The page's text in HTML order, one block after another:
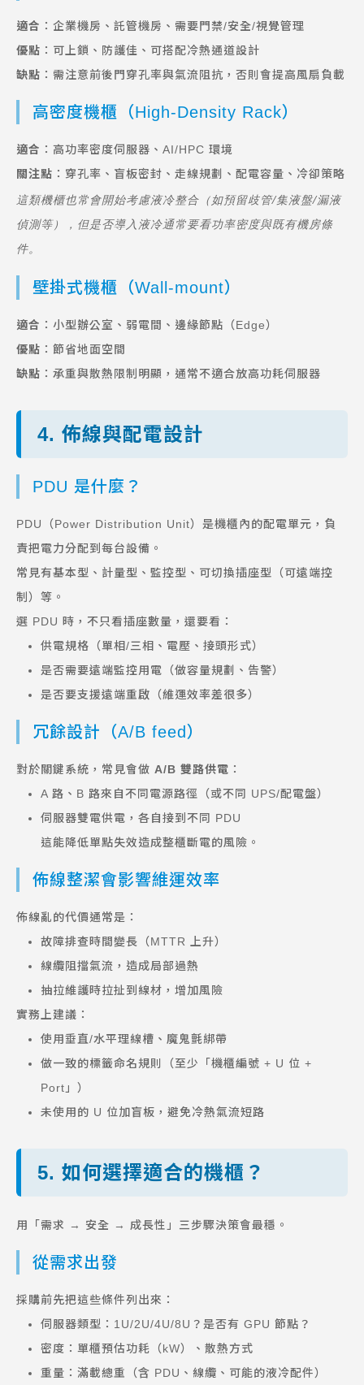
適合 ：企業機房、託管機房、需要門禁/安全/視覺管理
優點 ：可上鎖、防護佳、可搭配冷熱通道設計
缺點 ：需注意前後門穿孔率與氣流阻抗，否則會提高風扇負載
高密度機櫃（High-Density Rack）
適合 ：高功率密度伺服器、AI/HPC 環境
關注點 ：穿孔率、盲板密封、走線規劃、配電容量、冷卻策略
這類機櫃也常會開始考慮液冷整合（如預留歧管/集液盤/漏液
偵測等），但是否導入液冷通常要看功率密度與既有機房條
件。
壁掛式機櫃（Wall-mount）
適合 ：小型辦公室、弱電間、邊緣節點（Edge）
優點 ：節省地面空間
缺點 ：承重與散熱限制明顯，通常不適合放高功耗伺服器
4. 佈線與配電設計
PDU 是什麼？
PDU（Power Distribution Unit）是機櫃內的配電單元，負
責把電力分配到每台設備。
常見有基本型、計量型、監控型、可切換插座型（可遠端控
制）等。
選 PDU 時，不只看插座數量，還要看：
供電規格（單相/三相、電壓、接頭形式）
是否需要遠端監控用電（做容量規劃、告警）
是否要支援遠端重啟（維運效率差很多）
冗餘設計（A/B feed）
對於關鍵系統，常見會做 A/B 雙路供電 ：
A 路、B 路來自不同電源路徑（或不同 UPS/配電盤）
伺服器雙電供電，各自接到不同 PDU
這能降低單點失效造成整櫃斷電的風險。
佈線整潔會影響維運效率
佈線亂的代價通常是：
故障排查時間變長（MTTR 上升）
線纜阻擋氣流，造成局部過熱
抽拉維護時拉扯到線材，增加風險
實務上建議：
使用垂直/水平理線槽、魔鬼氈綁帶
做一致的標籤命名規則（至少「機櫃編號 + U 位 +
Port」）
未使用的 U 位加盲板，避免冷熱氣流短路
5. 如何選擇適合的機櫃？
用「需求 → 安全 → 成長性」三步驟決策會最穩。
從需求出發
採購前先把這些條件列出來：
伺服器類型：1U/2U/4U/8U？是否有 GPU 節點？
密度：單櫃預估功耗（kW）、散熱方式
重量：滿載總重（含 PDU、線纜、可能的液冷配件）